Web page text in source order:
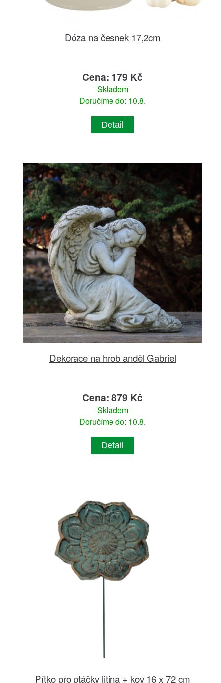
Dóza na česnek 17,2cm
Cena: 179 Kč
Skladem
Doručíme do: 10.8.
Detail
Dekorace na hrob anděl Gabriel
Cena: 879 Kč
Skladem
Doručíme do: 10.8.
Detail
Pítko pro ptáčky litina + kov 16 x 72 cm